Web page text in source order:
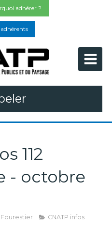
adhérer ?
adhérents
112
- octobre
CNATP infos